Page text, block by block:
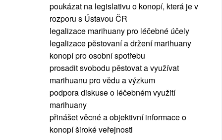
poukázat na legislativu o konopí, která je v
rozporu s Ústavou ČR
legalizace marihuany pro léčebné účely
legalizace pěstovaní a držení marihuany
konopí pro osobní spotřebu
prosadit svobodu pěstovat a využívat
marihuanu pro vědu a výzkum
podpora diskuse o léčebném využití
marihuany
přinášet věcné a objektivní informace o
konopí široké veřejnosti